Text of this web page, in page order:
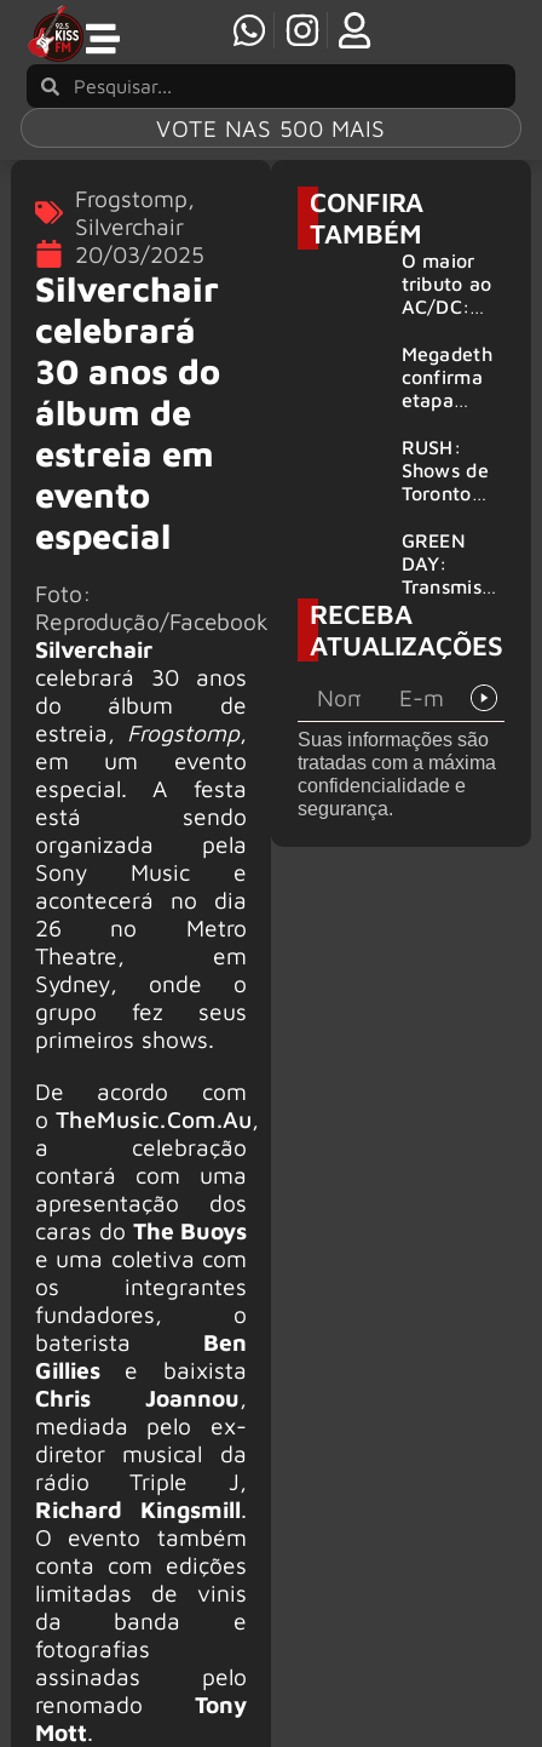
VOTE NAS 500 MAIS
Frogstomp,
Silverchair
20/03/2025
Silverchair
celebrará
30 anos do
álbum de
estreia em
evento
especial
Foto:
Reprodução/Facebook
Silverchair
celebrará 30 anos
do álbum de
estreia, Frogstomp,
em um evento
especial. A festa
está sendo
organizada pela
Sony Music e
acontecerá no dia
26 no Metro
Theatre, em
Sydney, onde o
grupo fez seus
primeiros shows.
De acordo com
o TheMusic.Com.Au
a celebração
contará com uma
apresentação dos
caras do The Buoys
e uma coletiva com
os integrantes
fundadores, o
baterista Ben
Gilliese baixista
Chris Joannou
mediada pelo ex-
diretor musical da
rádio Triple J,
Richard Kingsmill
O evento também
conta com edições
limitadas de vinis
da banda e
fotografias
assinadas pelo
renomado Tony
Mott
CONFIRA
TAMBÉM
O maior
tributo ao
AC/DC:
traz ao
Brasil um
repertório
atravessa
gerações
Megadeth
confirma
etapa
da turnê
de
despedida
RUSH:
Shows de
Toronto
filmados
para
provável
filme
GREEN
DAY:
Transmissã
o 24 horas
‘Green Day
TV’ é
YouTube
RECEBA
ATUALIZAÇÕES
Suas informações são
tratadas com a máxima
confidencialidade e
segurança.